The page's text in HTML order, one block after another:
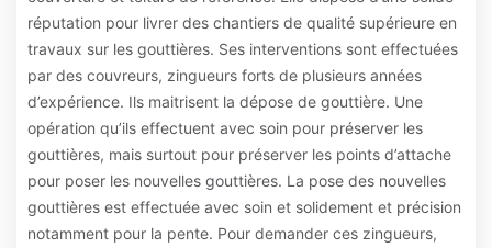
réputation pour livrer des chantiers de qualité supérieure en
travaux sur les gouttières. Ses interventions sont effectuées
par des couvreurs, zingueurs forts de plusieurs années
d’expérience. Ils maitrisent la dépose de gouttière. Une
opération qu’ils effectuent avec soin pour préserver les
gouttières, mais surtout pour préserver les points d’attache
pour poser les nouvelles gouttières. La pose des nouvelles
gouttières est effectuée avec soin et solidement et précision
notamment pour la pente. Pour demander ces zingueurs,